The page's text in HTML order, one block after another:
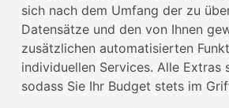
sich nach dem Umfang der zu
Datensätze und den von Ihnen
zusätzlichen automatisierten
individuellen Services. Alle Extras
sodass Sie Ihr Budget stets im